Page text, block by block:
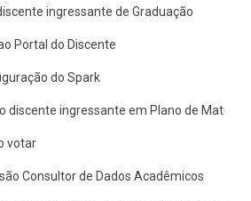
ingressante de Graduação
Portal do Discente
do Spark
discente ingressante em Plano de
votar
Consultor de Dados Acadêmicos